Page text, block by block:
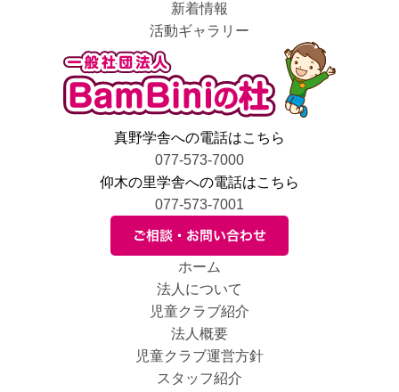
新着情報
活動ギャラリー
真野学舎への電話はこちら
077-573-7000
仰木の里学舎への電話はこちら
077-573-7001
ホーム
法人について
児童クラブ紹介
法人概要
児童クラブ運営方針
スタッフ紹介